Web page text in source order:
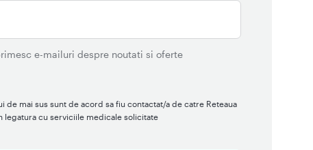
e-mailuri despre noutati si oferte
de mai sus sunt de acord sa fiu contactat/a de catre Reteaua
legatura cu serviciile medicale solicitate